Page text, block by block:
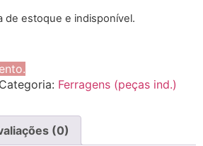
de estoque e indisponível.
Categoria: Ferragens (peças ind.)
(0)